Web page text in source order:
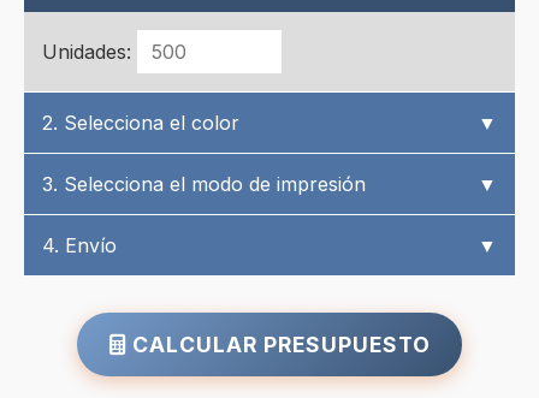
Unidades:
2. Selecciona el color ▼
3. Selecciona el modo de impresión ▼
4. Envío ▼
CALCULAR PRESUPUESTO